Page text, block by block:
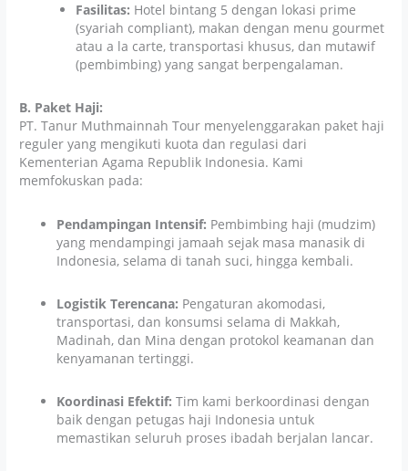
Fasilitas: Hotel bintang 5 dengan lokasi prime
(syariah compliant), makan dengan menu gourmet
atau a la carte, transportasi khusus, dan mutawif
(pembimbing) yang sangat berpengalaman.
B. Paket Haji:
PT. Tanur Muthmainnah Tour menyelenggarakan paket haji
reguler yang mengikuti kuota dan regulasi dari
Kementerian Agama Republik Indonesia. Kami
memfokuskan pada:
Pendampingan Intensif: Pembimbing haji (mudzim)
yang mendampingi jamaah sejak masa manasik di
Indonesia, selama di tanah suci, hingga kembali.
Logistik Terencana: Pengaturan akomodasi,
transportasi, dan konsumsi selama di Makkah,
Madinah, dan Mina dengan protokol keamanan dan
kenyamanan tertinggi.
Koordinasi Efektif: Tim kami berkoordinasi dengan
baik dengan petugas haji Indonesia untuk
memastikan seluruh proses ibadah berjalan lancar.